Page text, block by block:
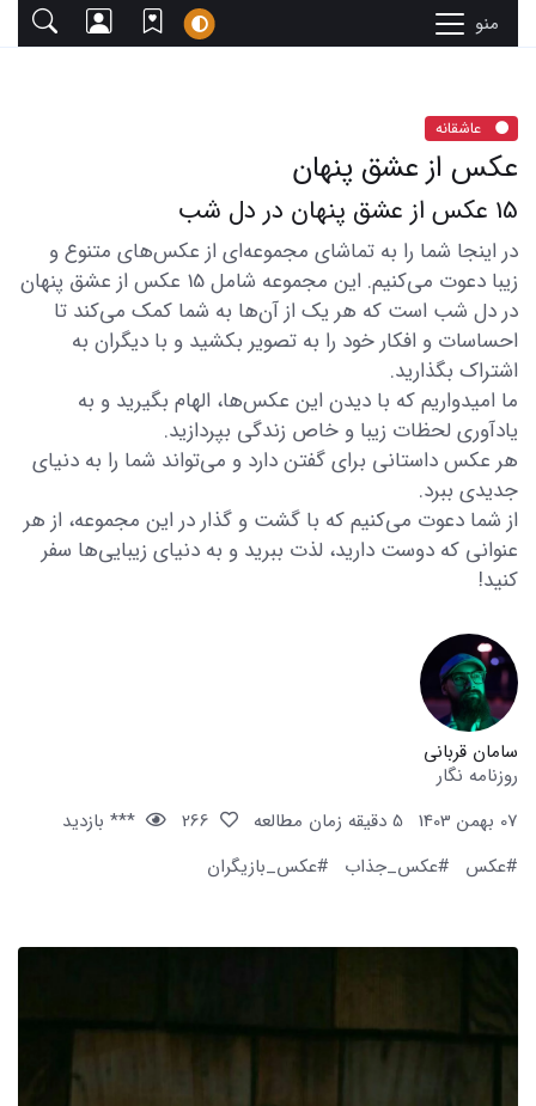
منو
عاشقانه
عکس از عشق پنهان
15 عکس از عشق پنهان در دل شب
در اینجا شما را به تماشای مجموعه‌ای از عکس‌های متنوع و
زیبا دعوت می‌کنیم. این مجموعه شامل 15 عکس از عشق پنهان
در دل شب است که هر یک از آن‌ها به شما کمک می‌کند تا
احساسات و افکار خود را به تصویر بکشید و با دیگران به
اشتراک بگذارید.
ما امیدواریم که با دیدن این عکس‌ها، الهام بگیرید و به
یادآوری لحظات زیبا و خاص زندگی بپردازید.
هر عکس داستانی برای گفتن دارد و می‌تواند شما را به دنیای
جدیدی ببرد.
از شما دعوت می‌کنیم که با گشت و گذار در این مجموعه، از هر
عنوانی که دوست دارید، لذت ببرید و به دنیای زیبایی‌ها سفر
کنید!
سامان قربانی
روزنامه نگار
07 بهمن 1403
5 دقیقه زمان مطالعه
*** بازدید
#عکس
#عکس_جذاب #عکس_بازیگران